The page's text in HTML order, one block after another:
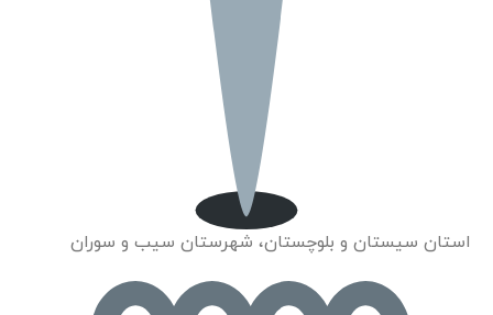
استان سیستان و بلوچستان، شهرستان سیب و سوران